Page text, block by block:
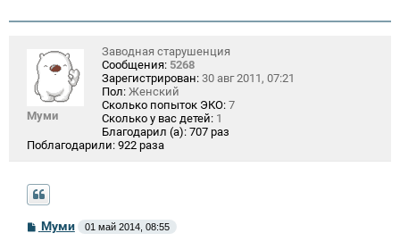
Муми
Заводная старушенция
Сообщения: 5268
Зарегистрирован: 30 авг 2011, 07:21
Пол: Женский
Сколько попыток ЭКО: 7
Сколько у вас детей: 1
Благодарил (а): 707 раз
Поблагодарили: 922 раза
СМуми 01 май 2014, 08:55